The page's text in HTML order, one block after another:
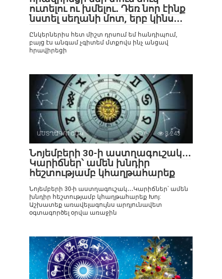
ուտելու ու խմելու․ Դեռ նոր էինք
նստել սեղանի մոտ, երբ կինս․․․
Ընկերներիս հետ միշտ դրսում եմ հանդիպում,
բայց էս անգամ չգիտեմ մտքովս ինչ անցավ
հրավիրեցի
ԱՍՏՂԱԳՈՒՇԱԿ 0 3 243
Նոյեմբերի 30-ի աստղագուշակ․․․
Կարիճներ՝ ամեն խնդիր
հեշտությամբ կհաղթահարեք
Նոյեմբերի 30-ի աստղագուշակ․․․Կարիճներ՝ ամեն
խնդիր հեշտությամբ կհաղթահարեք Խոյ:
Աշխատեք առավելագույնս արդյունավետ
օգտագործել օրվա առաջին